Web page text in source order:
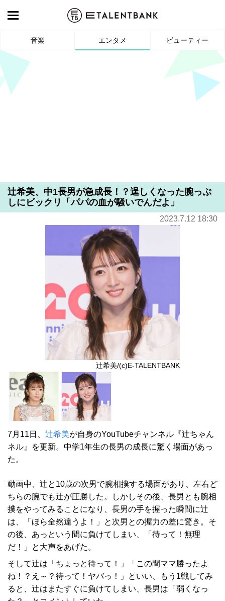
音楽 エンタメ ビューティー
辻希美、中1長男が急成長！？逞しくなった腕っぷ
しにビックリ「パパの血が騒いでんだよ」
2023.7.12 18:30
辻希美/(c)E-TALENTBANK
7月11日、 辻希美が自身のYouTubeチャンネル『辻ちゃん
ネル』を更新。中学1年生の長男の成長に驚く場面があっ
た。
動画中、辻と10歳の次男で腕相撲する場面があり、左右ど
ちらの腕でも辻が圧勝した。しかしその後、長男とも腕相
撲をやってみることになり、長男の手を握った瞬間に辻
は、「ほら全然違うよ！」と次男との握力の差に驚き。そ
の後、あっという間に負けてしまい、「待って！無理
だ！」と大声をあげた。
そして辻は「ちょっと待って！」「この間ママ勝ったよ
ね！？え～？待って！ヤバっ！」といい、もう1戦してみ
ると、辻はまたすぐに負けてしまい、長男は「弱くなっ